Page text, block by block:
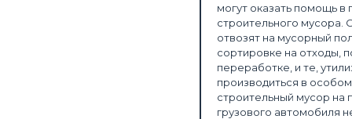
могут оказать помощь в
строительного мусора.
отвозят на мусорный
сортировке на отходы,
переработке, и те,
производиться в
строительный мусор на
грузового автомобиля